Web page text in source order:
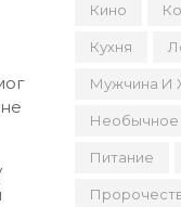
Кино
Кухня
Мужчина И
Необычное
Питание